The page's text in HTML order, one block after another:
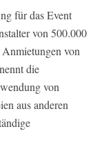
für das Event
von 500.000
von
die
von
aus anderen